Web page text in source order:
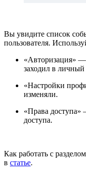
Вы увидите список
пользователя.
«Авторизация» —
заходил в личный
«Настройки
изменяли.
«Права доступа»
доступа.
Как работать с
в статье.